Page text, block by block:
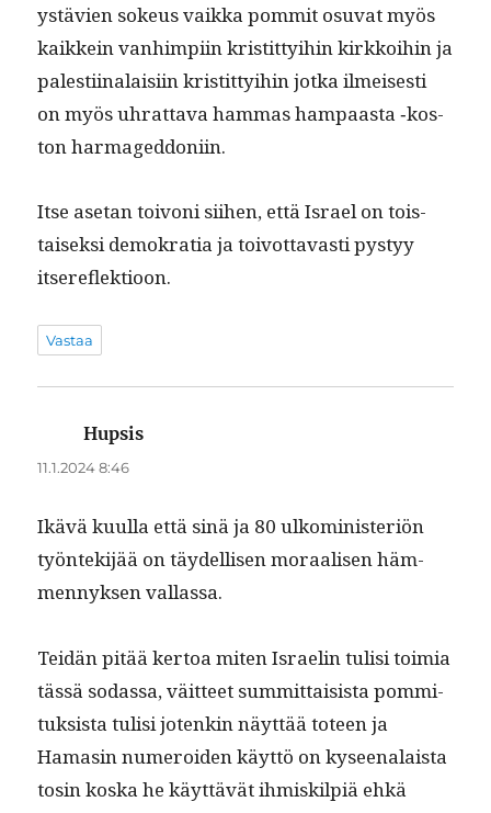
ystävien sokeus vaik­ka pom­mit osu­vat myös
kaikkein van­himpi­in kris­tit­ty­i­hin kirkkoi­hin ja
palesti­inalaisi­in kris­tit­ty­i­hin jot­ka ilmeis­es­ti
on myös uhrat­ta­va ham­mas ham­paas­ta ‑kos­
ton harmageddoniin.
Itse ase­tan toivoni siihen, että Israel on tois­
taisek­si demokra­tia ja toiv­ot­tavasti pystyy
itsereflektioon.
Vastaa
Hupsis
11.1.2024 8:46
Ikävä kuul­la että sinä ja 80 ulko­min­is­ter­iön
työn­tek­i­jää on täy­del­lisen moraalisen häm­
men­nyk­sen vallassa.
Tei­dän pitää ker­toa miten Israelin tulisi toimia
tässä sodas­sa, väit­teet sum­mit­tai­sista pom­mi­
tuk­sista tulisi jotenkin näyt­tää toteen ja
Hamasin numeroiden käyt­tö on kyseenalaista
tosin kos­ka he käyt­tävät ihmiskilpiä ehkä